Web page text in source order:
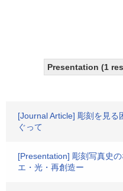
Presentation (1
[Journal Article] 彫刻を見
ぐって
[Presentation] 彫刻写真史
エ・光・再創造ー